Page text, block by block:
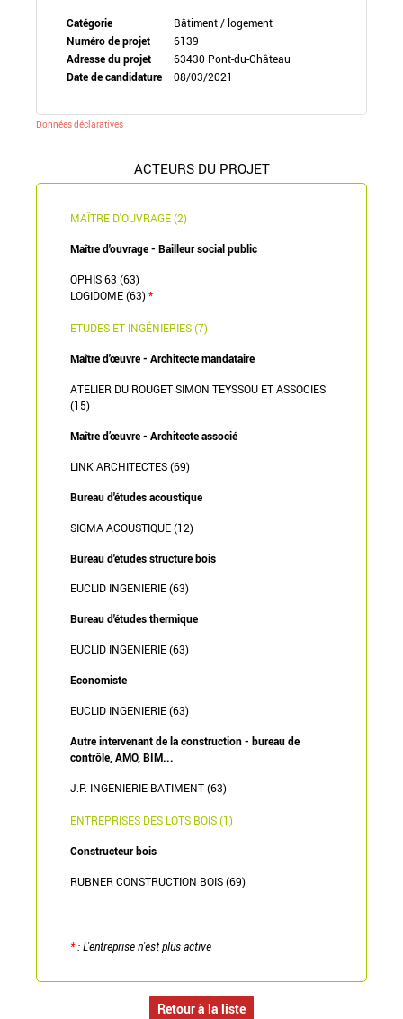
Catégorie
Bâtiment / logement
Numéro de projet
6139
Adresse du projet
63430 Pont-du-Château
Date de candidature
08/03/2021
Données déclaratives
ACTEURS DU PROJET
MAÎTRE D'OUVRAGE (2)
Maître d'ouvrage - Bailleur social public
OPHIS 63 (63)
LOGIDOME (63)*
ETUDES ET INGÉNIERIES (7)
Maître d'œuvre - Architecte mandataire
ATELIER DU ROUGET SIMON TEYSSOU ET ASSOCIES
(15)
Maître d’œuvre - Architecte associé
LINK ARCHITECTES (69)
Bureau d'études acoustique
SIGMA ACOUSTIQUE (12)
Bureau d'études structure bois
EUCLID INGENIERIE (63)
Bureau d'études thermique
EUCLID INGENIERIE (63)
Economiste
EUCLID INGENIERIE (63)
Autre intervenant de la construction - bureau de
contrôle, AMO, BIM...
J.P. INGENIERIE BATIMENT (63)
ENTREPRISES DES LOTS BOIS (1)
Constructeur bois
RUBNER CONSTRUCTION BOIS (69)
*: L'entreprise n'est plus active
Retour à la liste